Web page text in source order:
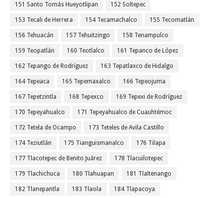
151 Santo Tomás Hueyotlipan 152 Soltepec
153 Tecali de Herrera 154 Tecamachalco 155 Tecomatlán
156 Tehuacán 157 Tehuitzingo 158 Tenampulco
159 Teopatlán 160 Teotlalco 161 Tepanco de López
162 Tepango de Rodríguez 163 Tepatlaxco de Hidalgo
164 Tepeaca 165 Tepemaxalco 166 Tepeojuma
167 Tepetzintla 168 Tepexco 169 Tepexi de Rodríguez
170 Tepeyahualco 171 Tepeyahualco de Cuauhtémoc
172 Tetela de Ocampo 173 Teteles de Avila Castillo
174 Teziutlán 175 Tianguismanalco 176 Tilapa
177 Tlacotepec de Benito Juárez 178 Tlacuilotepec
179 Tlachichuca 180 Tlahuapan 181 Tlaltenango
182 Tlanepantla 183 Tlaola 184 Tlapacoya